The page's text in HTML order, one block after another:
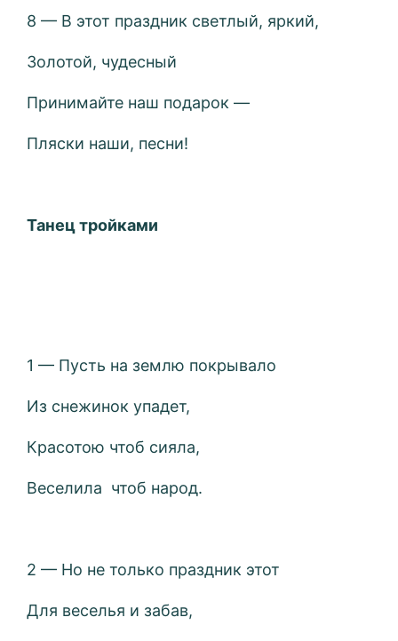
8 — В этот праздник светлый, яркий,
Золотой, чудесный
Принимайте наш подарок —
Пляски наши, песни!
Танец тройками
1 — Пусть на землю покрывало
Из снежинок упадет,
Красотою чтоб сияла,
Веселила чтоб народ.
2 — Но не только праздник этот
Для веселья и забав,